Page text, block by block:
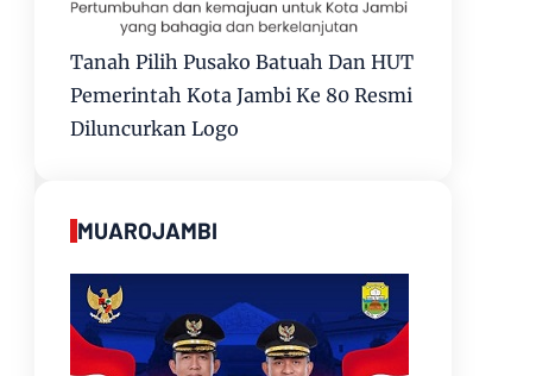
Tanah Pilih Pusako Batuah Dan HUT
Pemerintah Kota Jambi Ke 80 Resmi
Diluncurkan Logo
MUAROJAMBI